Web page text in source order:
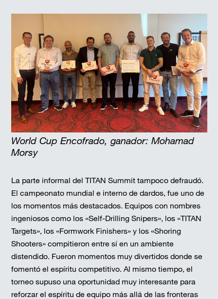
World Cup Encofrado, ganador: Mohamad
Morsy
La parte informal del TITAN Summit tampoco defraudó.
El campeonato mundial e interno de dardos, fue uno de
los momentos más destacados. Equipos con nombres
ingeniosos como los «Self-Drilling Snipers», los «TITAN
Targets», los «Formwork Finishers» y los «Shoring
Shooters» compitieron entre sí en un ambiente
distendido. Fueron momentos muy divertidos donde se
fomentó el espíritu competitivo. Al mismo tiempo, el
torneo supuso una oportunidad muy interesante para
reforzar el espíritu de equipo más allá de las fronteras